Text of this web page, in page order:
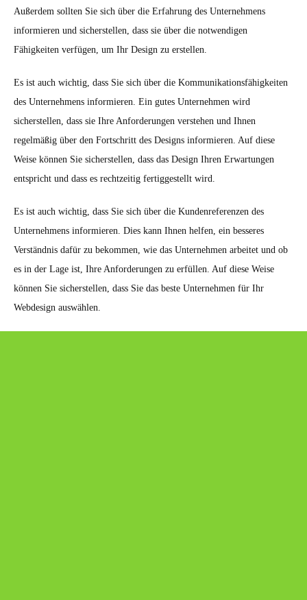
Außerdem sollten Sie sich über die Erfahrung des Unternehmens
informieren und sicherstellen, dass sie über die notwendigen
Fähigkeiten verfügen, um Ihr Design zu erstellen.
Es ist auch wichtig, dass Sie sich über die Kommunikationsfähigkeiten
des Unternehmens informieren. Ein gutes Unternehmen wird
sicherstellen, dass sie Ihre Anforderungen verstehen und Ihnen
regelmäßig über den Fortschritt des Designs informieren. Auf diese
Weise können Sie sicherstellen, dass das Design Ihren Erwartungen
entspricht und dass es rechtzeitig fertiggestellt wird.
Es ist auch wichtig, dass Sie sich über die Kundenreferenzen des
Unternehmens informieren. Dies kann Ihnen helfen, ein besseres
Verständnis dafür zu bekommen, wie das Unternehmen arbeitet und ob
es in der Lage ist, Ihre Anforderungen zu erfüllen. Auf diese Weise
können Sie sicherstellen, dass Sie das beste Unternehmen für Ihr
Webdesign auswählen.